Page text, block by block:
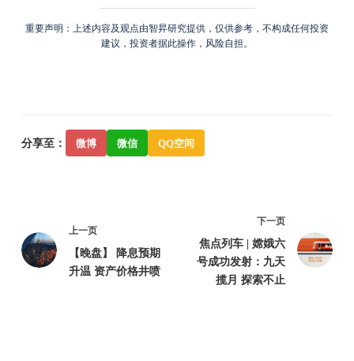
重要声明：上述内容及观点由智昇研究提供，仅供参考，不构成任何投资
建议，投资者据此操作，风险自担。
分享至： 微博 微信 QQ空间
上一页
【晚盘】 降息预期
升温 资产价格井喷
下一页
焦点列车 | 嫦娥六
号成功发射：九天
揽月 探索不止